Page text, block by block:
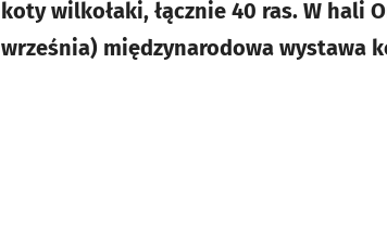
koty wilkołaki, łącznie 40 ras. W hali
września) międzynarodowa wystawa